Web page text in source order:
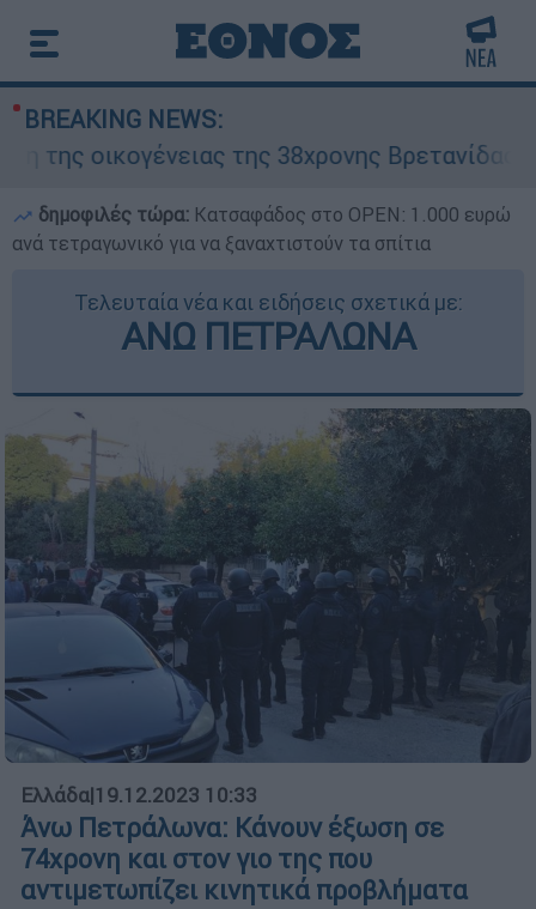
BREAKING NEWS:
οικογένειας της 38χρονης Βρετανίδας που
δημοφιλές τώρα: Κατσαφάδος στο OPEN: 1.000 ευρώ
ανά τετραγωνικό για να ξαναχτιστούν τα σπίτια
Τελευταία νέα και ειδήσεις σχετικά με:
ΑΝΩ ΠΕΤΡΑΛΩΝΑ
Ελλάδα|19.12.2023 10:33
Άνω Πετράλωνα: Κάνουν έξωση σε
74χρονη και στον γιο της που
αντιμετωπίζει κινητικά προβλήματα